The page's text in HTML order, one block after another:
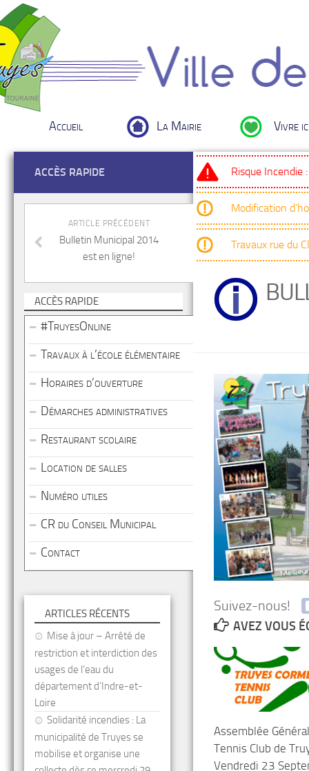
Accueil La Mairie Vivre
Risque Incendie
Modification
Travaux rue du
Suivez-nous!
AVEZ VOUS
Assemblée
Tennis Club de
Vendredi 23
ACCÈS RAPIDE
ARTICLE PRÉCÉDENT
Bulletin Municipal 2014
est en ligne!
ACCÈS RAPIDE
#TruyesOnline
Travaux à l’école élémentaire
Horaires d’ouverture
Démarches administratives
Restaurant scolaire
Location de salles
Numéro utiles
CR du Conseil Municipal
Contact
ARTICLES RÉCENTS
Mise à jour – Arrêté de
restriction et interdiction des
usages de l’eau du
département d’Indre-et-
Loire
Solidarité incendies : La
municipalité de Truyes se
mobilise et organise une